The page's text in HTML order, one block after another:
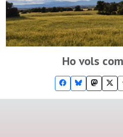
Ho vols